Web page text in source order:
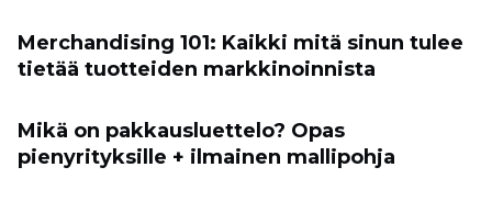
Merchandising 101: Kaikki mitä sinun tulee
tietää tuotteiden markkinoinnista
Mikä on pakkausluettelo? Opas
pienyrityksille + ilmainen mallipohja